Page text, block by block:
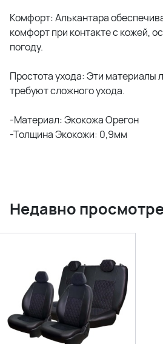
Комфорт: Алькантара
комфорт при контакте с кожей,
погоду.
Простота ухода: Эти материалы
требуют сложного ухода.
-Материал: Экокожа Орегон
-Толщина Экокожи: 0,9мм
Недавно